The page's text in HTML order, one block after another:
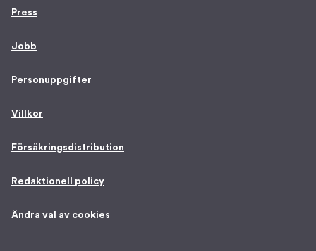
Press
Jobb
Personuppgifter
Villkor
Försäkringsdistribution
Redaktionell policy
Ändra val av cookies